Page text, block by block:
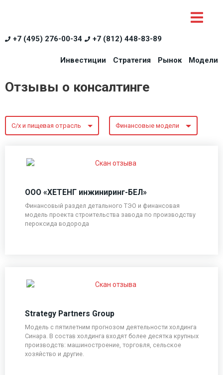
+7 (495) 276-00-34 +7 (812) 448-83-89
Инвестиции Стратегия Рынок Модели
Отзывы о консалтинге
С/х и пищевая отрасль Финансовые модели
ООО «ХЕТЕНГ инжиниринг-БЕЛ»
Финансовый раздел детального ТЭО и финансовая
модель проекта строительства завода по производству
пероксида водорода
Strategy Partners Group
Модель с пятилетним прогнозом деятельности холдинга
Синара. В состав холдинга входят более десятка крупных
производств: машиностроение, торговля, сельское
хозяйство и другие.